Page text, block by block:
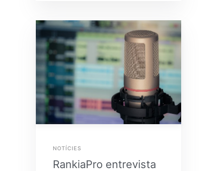
NOTÍCIES
RankiaPro entrevista